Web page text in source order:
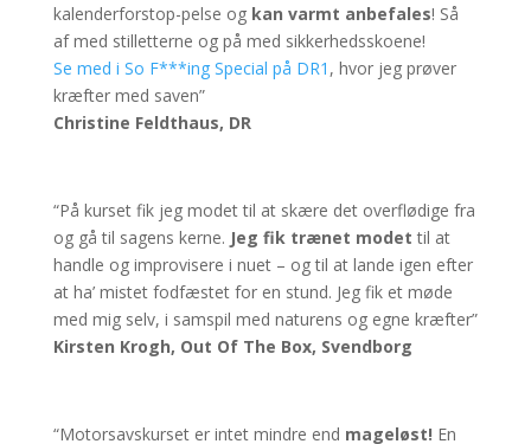
kalenderforstop-pelse og kan varmt anbefales! Så
af med stilletterne og på med sikkerhedsskoene!
Se med i So F***ing Special på DR1 , hvor jeg prøver
kræfter med saven”
Christine Feldthaus, DR
“På kurset fik jeg modet til at skære det overflødige fra
og gå til sagens kerne. Jeg fik trænet modet til at
handle og improvisere i nuet – og til at lande igen efter
at ha’ mistet fodfæstet for en stund. Jeg fik et møde
med mig selv, i samspil med naturens og egne kræfter”
Kirsten Krogh, Out Of The Box, Svendborg
“Motorsavskurset er intet mindre end mageløst! En